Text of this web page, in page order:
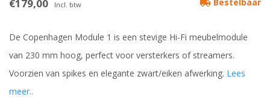
€179,00 Incl. btw
De Copenhagen Module 1 is een stevige Hi-Fi meubelmodule
van 230 mm hoog, perfect voor versterkers of streamers.
Voorzien van spikes en elegante zwart/eiken afwerking. Lees
meer..